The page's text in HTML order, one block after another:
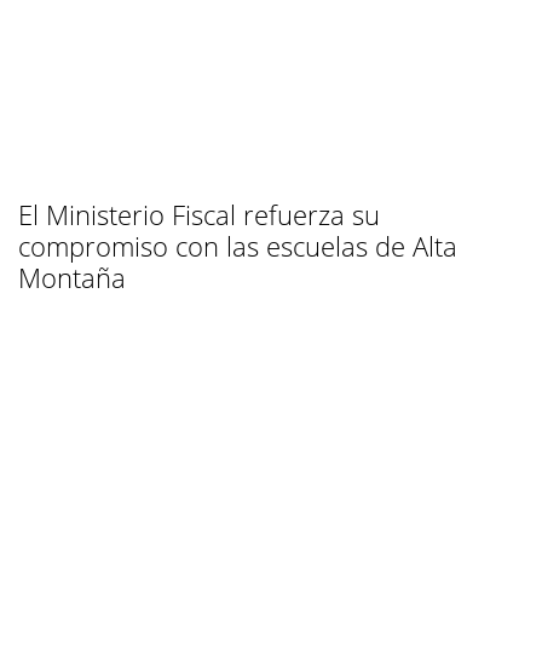
El Ministerio Fiscal refuerza su
compromiso con las escuelas de Alta
Montaña